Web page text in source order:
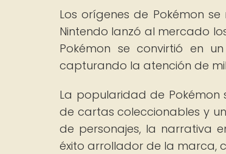
Los orígenes de Pokémon
Nintendo lanzó al mercado
Pokémon se convirtió en
capturando la atención de
La popularidad de Pokémon
de cartas coleccionables y
de personajes, la narrativa
éxito arrollador de la marca,